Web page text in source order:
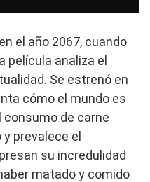
el año 2067, cuando
película analiza el
Se estrenó en
cómo el mundo es
consumo de carne
prevalece el
su incredulidad
matado y comido